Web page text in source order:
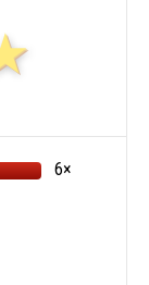
6×